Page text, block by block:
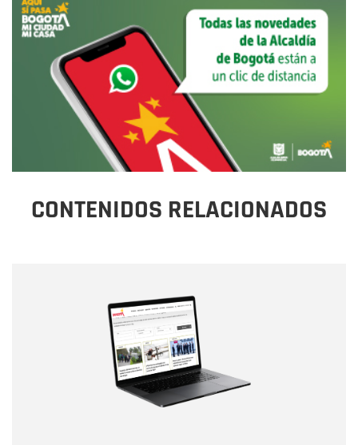
CONTENIDOS RELACIONADOS
Correo electrónico
Tipo de comentario